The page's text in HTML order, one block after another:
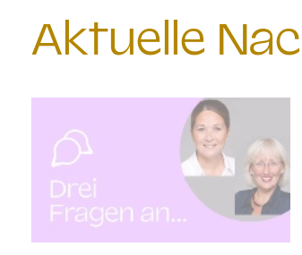
Aktuelle